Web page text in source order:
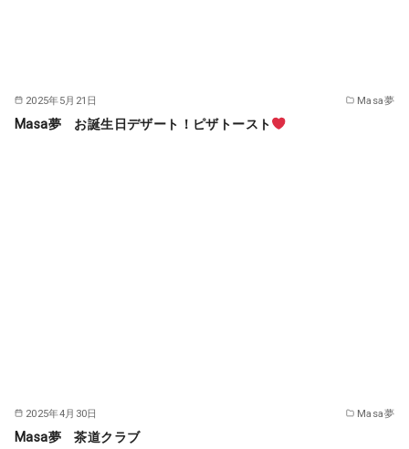
2025年5月21日 Masa夢
Masa夢 お誕生日デザート！ピザトースト
2025年4月30日 Masa夢
Masa夢 茶道クラブ